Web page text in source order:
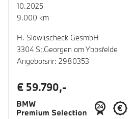
10.2025
9.000 km
H. Slawitscheck GesmbH
3304 St.Georgen am Ybbsfelde
Angebotsnr: 2980353
€ 59.790,-